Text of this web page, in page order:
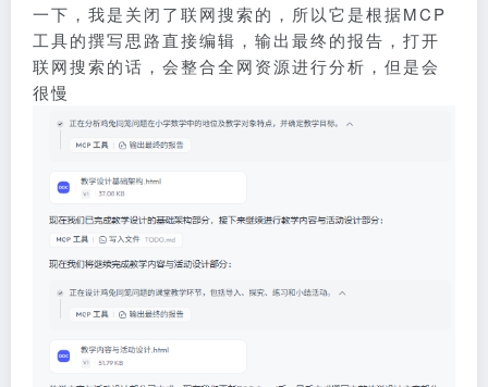
一下，我是关闭了联网搜索的，所以它是根据MCP
工具的撰写思路直接编辑，输出最终的报告，打开
联网搜索的话，会整合全网资源进行分析，但是会
很慢